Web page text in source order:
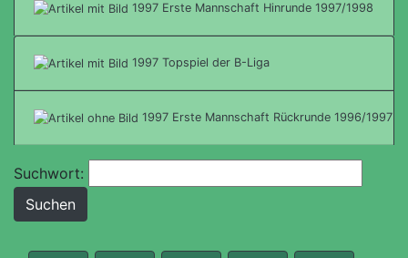
1997 Erste Mannschaft Hinrunde 1997/1998
1997 Topspiel der B-Liga
1997 Erste Mannschaft Rückrunde 1996/1997
Suchwort: